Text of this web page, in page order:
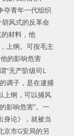
夺青年一代组织
风式的反革命
材料，他
上纲。可按毛主
的影响危害
“无产阶级司L
调子，是在逮捕
上纲，可以捕风
影响危害”。一
身论》，就被当
京市G安局的另